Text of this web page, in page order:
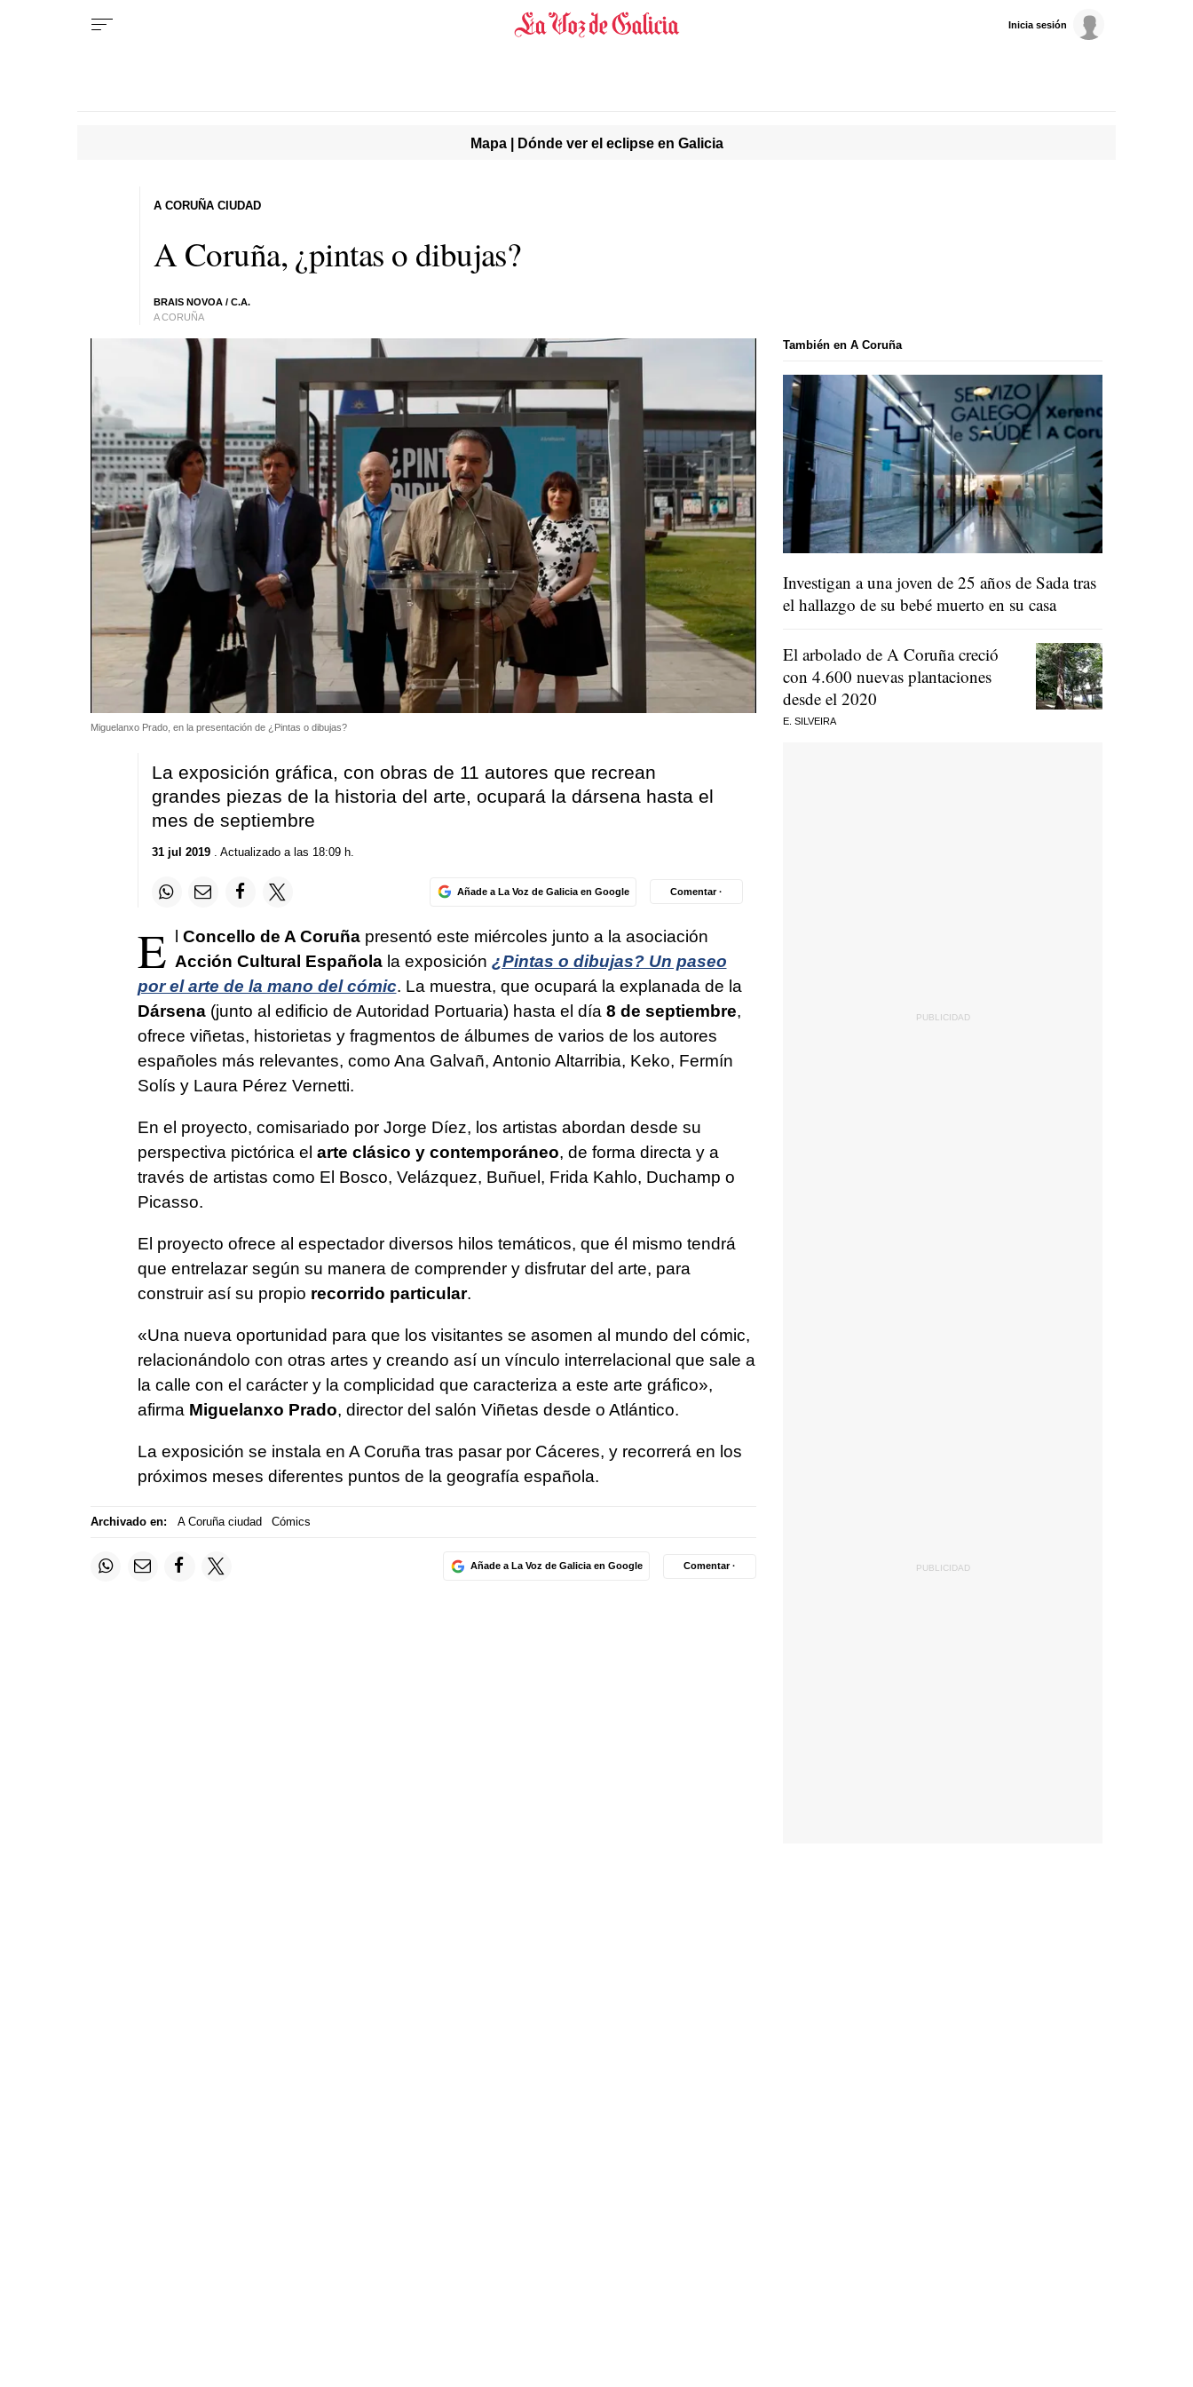
Inicia sesión
Mapa | Dónde ver el eclipse en Galicia
A Coruña, ¿pintas o dibujas?
BRAIS NOVOA / C.A.
A CORUÑA
A CORUÑA CIUDAD
Miguelanxo Prado, en la presentación de ¿Pintas o dibujas?
La exposición gráfica, con obras de 11 autores que recrean
grandes piezas de la historia del arte, ocupará la dársena hasta el
mes de septiembre
31 jul 2019. Actualizado a las 18:09 h.
Añade a La Voz de Galicia en Google Comentar ·
E l Concello de A Coruñapresentó este miércoles junto a la asociación
Acción Cultural Españolala exposición ¿Pintas o dibujas? Un paseo
por el arte de la mano del cómic. La muestra, que ocupará la explanada de la
Dársena(junto al edificio de Autoridad Portuaria) hasta el día 8 de septiembre,
ofrece viñetas, historietas y fragmentos de álbumes de varios de los autores
españoles más relevantes, como Ana Galvañ, Antonio Altarribia, Keko, Fermín
Solís y Laura Pérez Vernetti.
En el proyecto, comisariado por Jorge Díez, los artistas abordan desde su
perspectiva pictórica el arte clásico y contemporáneo, de forma directa y a
través de artistas como El Bosco, Velázquez, Buñuel, Frida Kahlo, Duchamp o
Picasso.
El proyecto ofrece al espectador diversos hilos temáticos, que él mismo tendrá
que entrelazar según su manera de comprender y disfrutar del arte, para
construir así su propio recorrido particular.
«Una nueva oportunidad para que los visitantes se asomen al mundo del cómic,
relacionándolo con otras artes y creando así un vínculo interrelacional que sale a
la calle con el carácter y la complicidad que caracteriza a este arte gráfico»,
afirma Miguelanxo Prado, director del salón Viñetas desde o Atlántico.
La exposición se instala en A Coruña tras pasar por Cáceres, y recorrerá en los
próximos meses diferentes puntos de la geografía española.
Archivado en: A Coruña ciudad Cómics
Añade a La Voz de Galicia en Google Comentar ·
También en A Coruña
Investigan a una joven de 25 años de Sada tras
el hallazgo de su bebé muerto en su casa
El arbolado de A Coruña creció
con 4.600 nuevas plantaciones
desde el 2020
E. SILVEIRA